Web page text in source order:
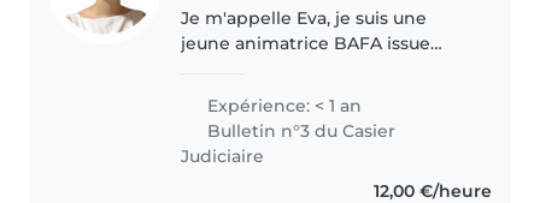
Je m'appelle Eva, je suis une
jeune animatrice BAFA issue
d'enfants de maternelle, en
organisant des activités
manuelles, des jeux..
Expérience: < 1 an
Bulletin n°3 du Casier
Judiciaire
12,00 €/heure